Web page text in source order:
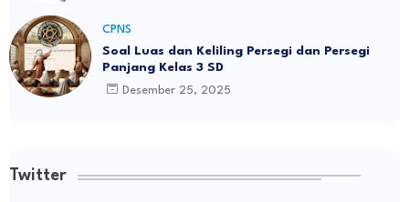
CPNS
Soal Luas dan Keliling Persegi dan Persegi
Panjang Kelas 3 SD
Desember 25, 2025
Twitter